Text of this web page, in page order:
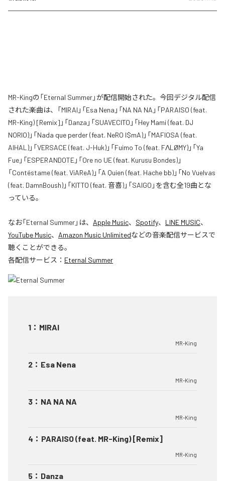
MR-Kingの「Eternal Summer」が配信開始された。今回デジタル配信
された楽曲は、「MIRAI」「Esa Nena」「NA NA NA」「PARAISO (feat.
MR-King) [Remix]」「Danza」「SUAVECITO」「Hey Mami (feat. DJ
NORIO)」「Nada que perder (feat. NeRO I$mA)」「MAFIOSA (feat.
AIHAL)」「VERSACE (feat. J-Huk)」「Fuimo To (feat. FΛLØMY)」「Ya
Fue」「ESPERANDOTE」「Ore no UE (feat. Kurusu Bondes)」
「Contéstame (feat. ViAReA)」「A Quien (feat. Hache bb)」「No Vuelvas
(feat. DamnBoush)」「KITTO (feat. 音喜)」「SAIGO」を含む全19曲とな
っている。
なお「Eternal Summer」は、 Apple Music、 Spotify、 LINE MUSIC、
YouTube Music、 Amazon Music Unlimitedなどの音楽配信サービスで
聴くことができる。
各配信サービス： Eternal Summer
1 ： MIRAI
MR-King
2 ： Esa Nena
MR-King
3 ： NA NA NA
MR-King
4 ： PARAISO (feat. MR-King) [Remix]
MR-King
5 ： Danza